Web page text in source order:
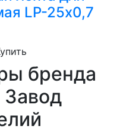
LP-25х0,7
бренда